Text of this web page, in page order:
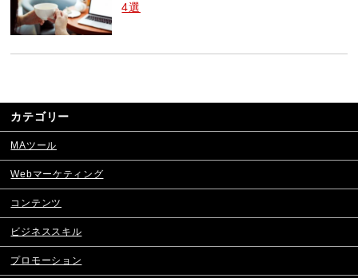
4選
カテゴリー
MAツール
Webマーケティング
コンテンツ
ビジネススキル
プロモーション